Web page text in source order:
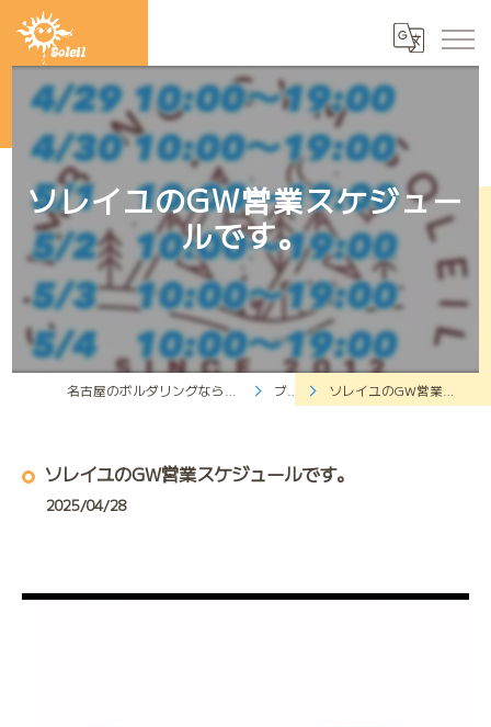
ソレイユのGW営業スケジュー
ルです。
ブログ ソレイユのGW営業スケジュールです。
ソレイユのGW営業スケジュールです。
2025/04/28